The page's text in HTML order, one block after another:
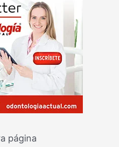
página